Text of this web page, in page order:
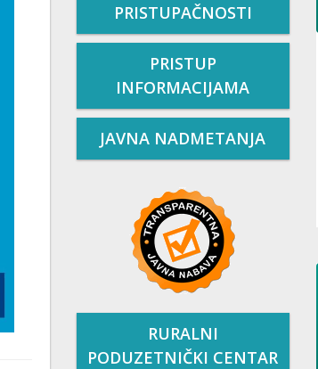
PRISTUPAČNOSTI
PRISTUP
INFORMACIJAMA
JAVNA NADMETANJA
RURALNI
PODUZETNIČKI CENTAR